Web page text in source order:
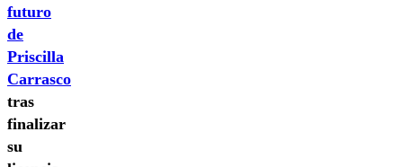
futuro
de
Priscilla
Carrasco
tras
finalizar
su